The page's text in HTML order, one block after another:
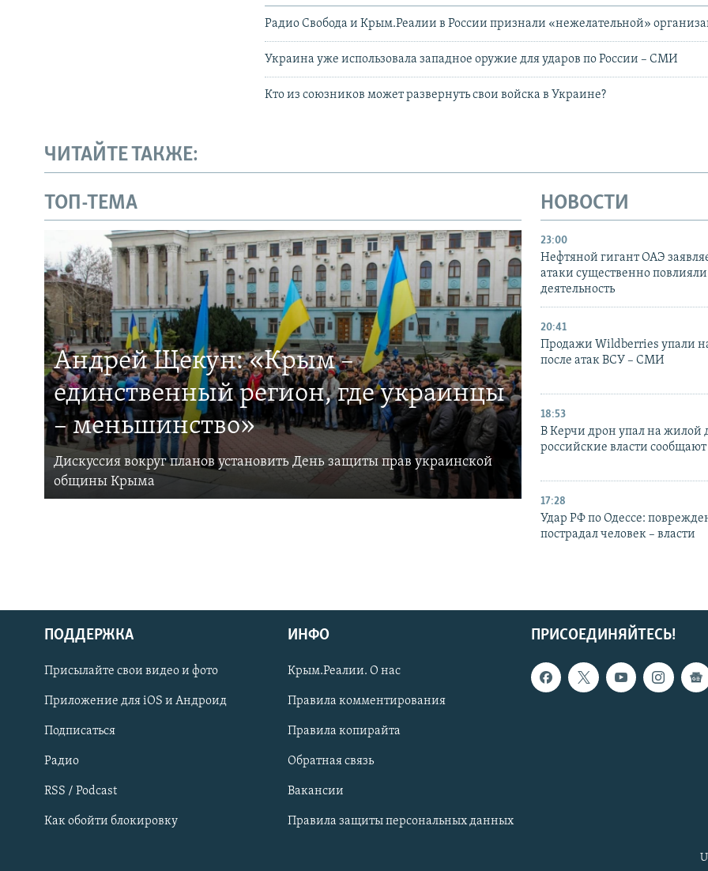
Українською
Qırımtatar
ПРИСОЕДИНЯЙТЕСЬ!
Радио Свобода и Крым.Реалии в России признали «нежелательной»
Украина уже использовала западное оружие для ударов по России – СМИ
Кто из союзников может развернуть свои войска в Украине?
ЧИТАЙТЕ ТАКЖЕ:
ТОП-ТЕМА
Андрей Щекун: «Крым –
единственный регион, где украинцы
– меньшинство»
Дискуссия вокруг планов установить День защиты прав украинской
общины Крыма
НОВОСТИ
23:00
Нефтяной гигант ОАЭ
атаки существенно повлияли
деятельность
20:41
Продажи Wildberries упали
после атак ВСУ – СМИ
18:53
В Керчи дрон упал на жилой
российские власти
17:28
Удар РФ по Одессе:
пострадал человек – власти
ПРИСОЕДИНЯЙТЕСЬ!
ПОДДЕРЖКА
Присылайте свои видео и фото
Приложение для iOS и Андроид
Подписаться
Радио
RSS / Podcast
Как обойти блокировку
ИНФО
Крым.Реалии. О нас
Правила комментирования
Правила копирайта
Обратная связь
Вакансии
Правила защиты персональных данных